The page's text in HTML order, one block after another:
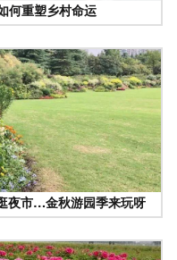
何重塑乡村命运
夜市…金秋游园季来玩呀